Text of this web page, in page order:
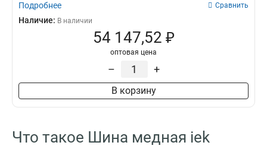
8x120x1мм
8x100x1мм 1
8x40x1мм 1
6x100x1мм
6x63x1мм 1
Подробнее Сравнить
Наличие: В наличии
54 147,52 ₽
оптовая цена
– +
В корзину
Что такое Шина медная iek